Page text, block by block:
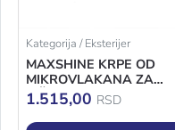
Kategorija / Eksterijer
MAXSHINE KRPE OD
MIKROVLAKANA ZA
VIŠEKRATNU UPOTREBU
22 X 22CM
1.515,00 RSD